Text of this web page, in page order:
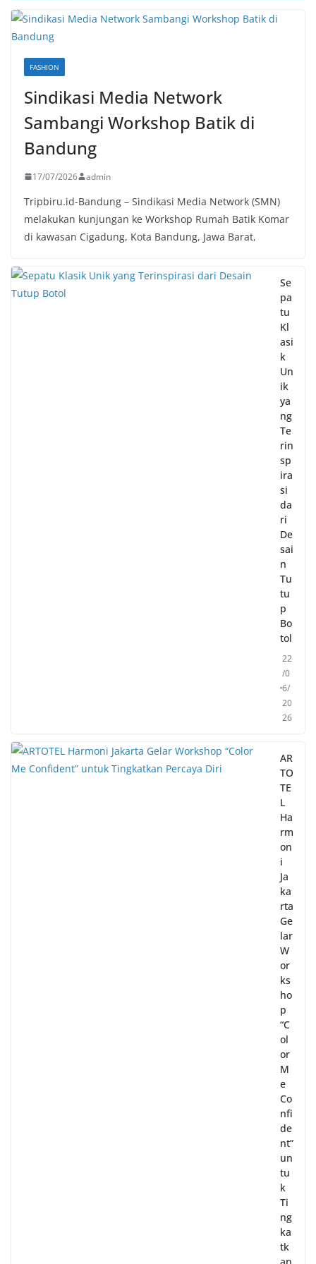
FASHION
Sindikasi Media Network
Sambangi Workshop Batik di
Bandung
17/07/2026 admin
Tripbiru.id-Bandung – Sindikasi Media Network (SMN)
melakukan kunjungan ke Workshop Rumah Batik Komar
di kawasan Cigadung, Kota Bandung, Jawa Barat,
Se
pa
tu
Kl
asi
k
Un
ik
ya
ng
Te
rin
sp
ira
si
da
ri
De
sai
n
Tu
tu
p
Bo
tol
22
/0
6/
20
26
AR
TO
TE
L
Ha
rm
on
i
Ja
ka
rta
Ge
lar
W
or
ks
ho
p
“C
ol
or
M
e
Co
nfi
de
nt”
un
tu
k
Ti
ng
ka
tk
an